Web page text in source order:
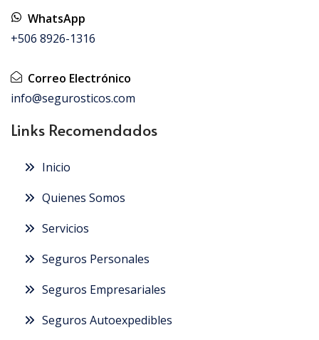
WhatsApp
+506 8926-1316
Correo Electrónico
info@segurosticos.com
Links Recomendados
Inicio
Quienes Somos
Servicios
Seguros Personales
Seguros Empresariales
Seguros Autoexpedibles